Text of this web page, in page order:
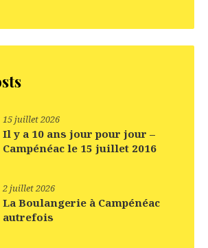
15 juillet 2026
Il y a 10 ans jour pour jour –
Campénéac le 15 juillet 2016
2 juillet 2026
La Boulangerie à Campénéac
autrefois